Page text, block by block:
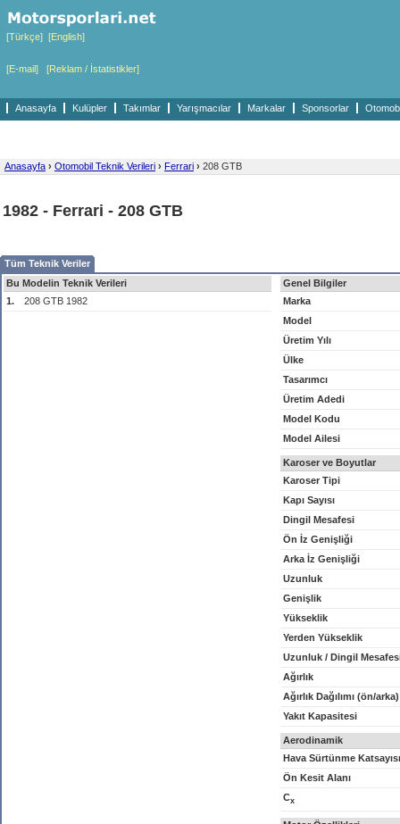
[Türkçe] [English]
[E-mail] [Reklam / İstatistikler]
Anasayfa Kulüpler Takımlar Yarışmacılar Markalar Sponsorlar
Anasayfa › Otomobil Teknik Verileri › Ferrari › 208 GTB
1982 - Ferrari - 208 GTB
Tüm Teknik Veriler
Bu Modelin Teknik Verileri
1.
208 GTB 1982
Genel Bilgiler
Marka
Model
Üretim Yılı
Ülke
Tasarımcı
Üretim Adedi
Model Kodu
Model Ailesi
Karoser ve Boyutlar
Karoser Tipi
Kapı Sayısı
Dingil Mesafesi
Ön İz Genişliği
Arka İz Genişliği
Uzunluk
Genişlik
Yükseklik
Yerden Yükseklik
Uzunluk / Dingil
Ağırlık
Ağırlık Dağılımı (ön/arka)
Yakıt Kapasitesi
Aerodinamik
Hava Sürtünme Katsayısı
Ön Kesit Alanı
Cx